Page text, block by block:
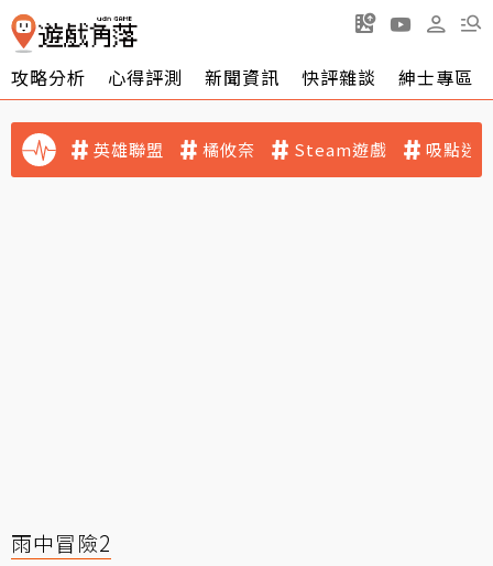
攻略分析 心得評測 新聞資訊 快評雜談 紳士專區
英雄聯盟 橘攸奈 Steam遊戲 吸點迷
雨中冒險2